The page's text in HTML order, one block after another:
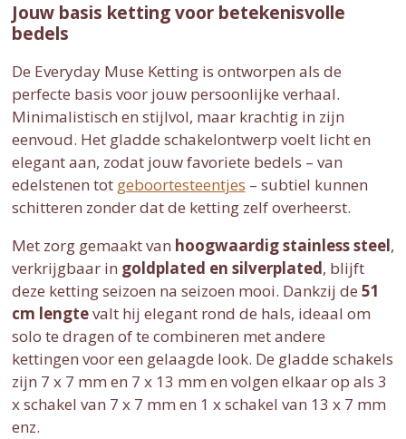
Jouw basis ketting voor betekenisvolle
bedels
De Everyday Muse Ketting is ontworpen als de
perfecte basis voor jouw persoonlijke verhaal.
Minimalistisch en stijlvol, maar krachtig in zijn
eenvoud. Het gladde schakelontwerp voelt licht en
elegant aan, zodat jouw favoriete bedels – van
edelstenen tot geboortesteentjes – subtiel kunnen
schitteren zonder dat de ketting zelf overheerst.
Met zorg gemaakt van hoogwaardig stainless steel,
verkrijgbaar in goldplated en silverplated, blijft
deze ketting seizoen na seizoen mooi. Dankzij de 51
cm lengtevalt hij elegant rond de hals, ideaal om
solo te dragen of te combineren met andere
kettingen voor een gelaagde look. De gladde schakels
zijn 7 x 7 mm en 7 x 13 mm en volgen elkaar op als 3
x schakel van 7 x 7 mm en 1 x schakel van 13 x 7 mm
enz.